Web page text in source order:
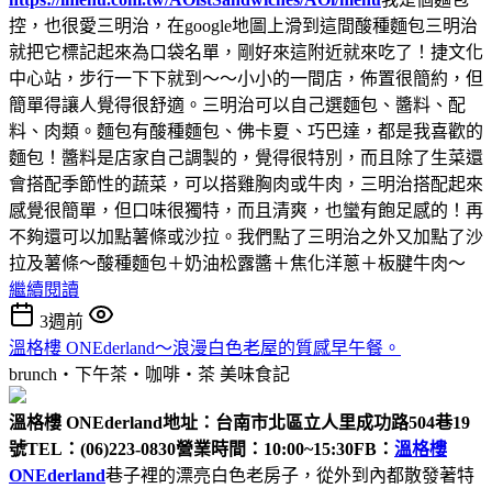
控，也很愛三明治，在google地圖上滑到這間酸種麵包三明治
就把它標記起來為口袋名單，剛好來這附近就來吃了！捷文化
中心站，步行一下下就到～～小小的一間店，佈置很簡約，但
簡單得讓人覺得很舒適。三明治可以自己選麵包、醬料、配
料、肉類。麵包有酸種麵包、佛卡夏、巧巴達，都是我喜歡的
麵包！醬料是店家自己調製的，覺得很特別，而且除了生菜還
會搭配季節性的蔬菜，可以搭雞胸肉或牛肉，三明治搭配起來
感覺很簡單，但口味很獨特，而且清爽，也蠻有飽足感的！再
不夠還可以加點薯條或沙拉。我們點了三明治之外又加點了沙
拉及薯條～酸種麵包＋奶油松露醬＋焦化洋蔥＋板腱牛肉～
繼續閱讀
3週前
溫格樓 ONEderland～浪漫白色老屋的質感早午餐。
brunch‧下午茶‧咖啡‧茶 美味食記
溫格樓 ONEderland地址：台南市北區立人里成功路504巷19
號TEL：(06)223-0830營業時間：10:00~15:30FB： 溫格樓
ONEderland巷子裡的漂亮白色老房子，從外到內都散發著特